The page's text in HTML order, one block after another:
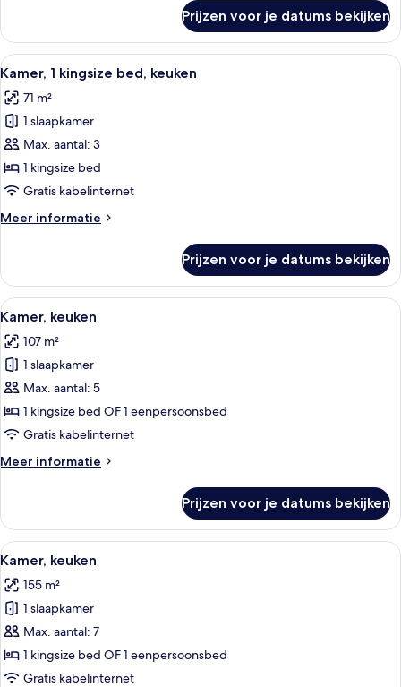
suite,
niet-
roken,
Prijzen voor je datums bekijken
Alle
foto's
voor
Kamer,
1
kingsize
bed,
laden
Een hotelkamer met een groot bed,
7
Kamer, 1 kingsize bed, keuken
71 m²
1 slaapkamer
Max. aantal: 3
1 kingsize bed
Gratis kabelinternet
Meer informatie
Meer
1
kingsize
bed,
Prijzen voor je datums bekijken
Alle
foto's
voor
Kamer,
keuken
laden
Een hotelkamer met twee bedden,
7
Kamer, keuken
107 m²
1 slaapkamer
Max. aantal: 5
1 kingsize bed OF 1 eenpersoonsbed
Gratis kabelinternet
Meer informatie
Meer
keuken
Prijzen voor je datums bekijken
Alle
foto's
voor
Kamer,
keuken
laden
Een hotelkamer met een groot bed,
9
Kamer, keuken
155 m²
1 slaapkamer
Max. aantal: 7
1 kingsize bed OF 1 eenpersoonsbed
Gratis kabelinternet